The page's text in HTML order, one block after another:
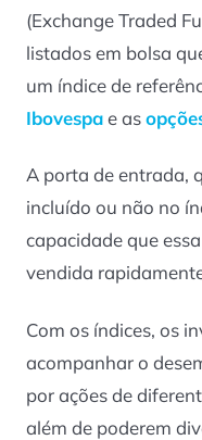
(Exchange Traded
listados em bolsa
um índice de
Ibovespae as
A porta de entrada,
incluído ou não no
capacidade que
vendida
Com os índices, os
acompanhar o
por ações de
além de poderem